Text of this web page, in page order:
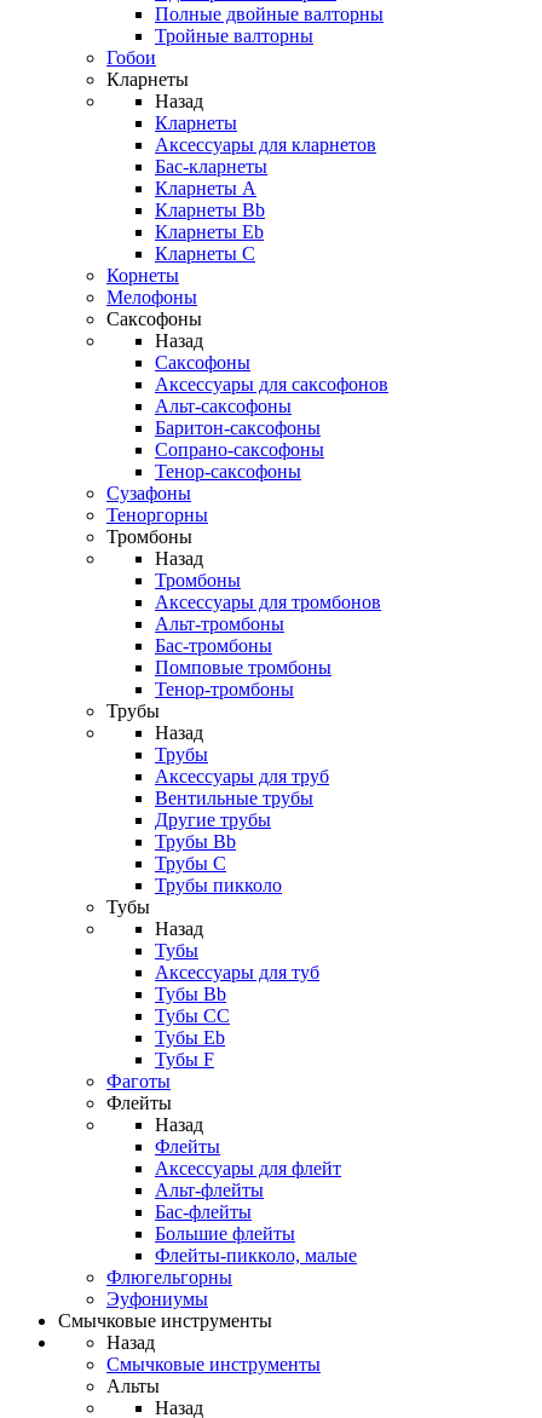
Полные двойные валторны
Тройные валторны
Гобои
Кларнеты
Назад
Кларнеты
Аксессуары для кларнетов
Бас-кларнеты
Кларнеты A
Кларнеты Bb
Кларнеты Eb
Кларнеты С
Корнеты
Мелофоны
Саксофоны
Назад
Саксофоны
Аксессуары для саксофонов
Альт-саксофоны
Баритон-саксофоны
Сопрано-саксофоны
Тенор-саксофоны
Сузафоны
Теноргорны
Тромбоны
Назад
Тромбоны
Аксессуары для тромбонов
Альт-тромбоны
Бас-тромбоны
Помповые тромбоны
Тенор-тромбоны
Трубы
Назад
Трубы
Аксессуары для труб
Вентильные трубы
Другие трубы
Трубы Bb
Трубы C
Трубы пикколо
Тубы
Назад
Тубы
Аксессуары для туб
Тубы Bb
Тубы CC
Тубы Eb
Тубы F
Фаготы
Флейты
Назад
Флейты
Аксессуары для флейт
Альт-флейты
Бас-флейты
Большие флейты
Флейты-пикколо, малые
Флюгельгорны
Эуфониумы
Смычковые инструменты
Назад
Смычковые инструменты
Альты
Назад